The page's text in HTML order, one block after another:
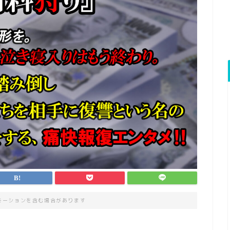
ションを含む場合があります